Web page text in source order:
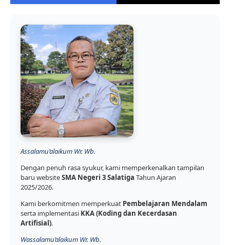
Assalamu’alaikum Wr. Wb.
Dengan penuh rasa syukur, kami memperkenalkan tampilan
baru websiteSMA Negeri 3 Salatiga Tahun Ajaran
2025/2026.
Kami berkomitmen memperkuat Pembelajaran Mendalam
serta implementasi KKA (Koding dan Kecerdasan
Artifisial).
Wassalamu’alaikum Wr. Wb.